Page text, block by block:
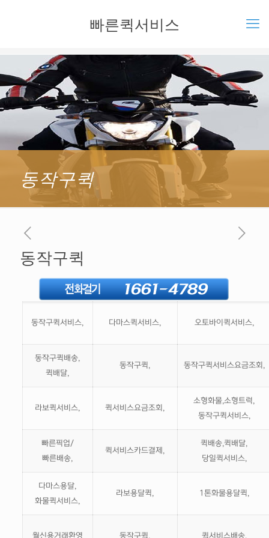
빠른퀵서비스
동작구퀵
동작구퀵
동작구퀵서비스, 다마스퀵서비스, 오토바이퀵서비스,
동작구퀵배송,
퀵배달,
동작구퀵, 동작구퀵서비스요금조회,
라보퀵서비스, 퀵서비스요금조회,
소형화물,소형트럭,
동작구퀵서비스,
빠른픽업/
빠른배송,
퀵서비스카드결제,
퀵배송,퀵배달,
당일퀵서비스,
다마스용달,
화물퀵서비스,
라보용달퀵, 1톤화물용달퀵,
월신용거래환영 동작구퀵, 퀵서비스배송,